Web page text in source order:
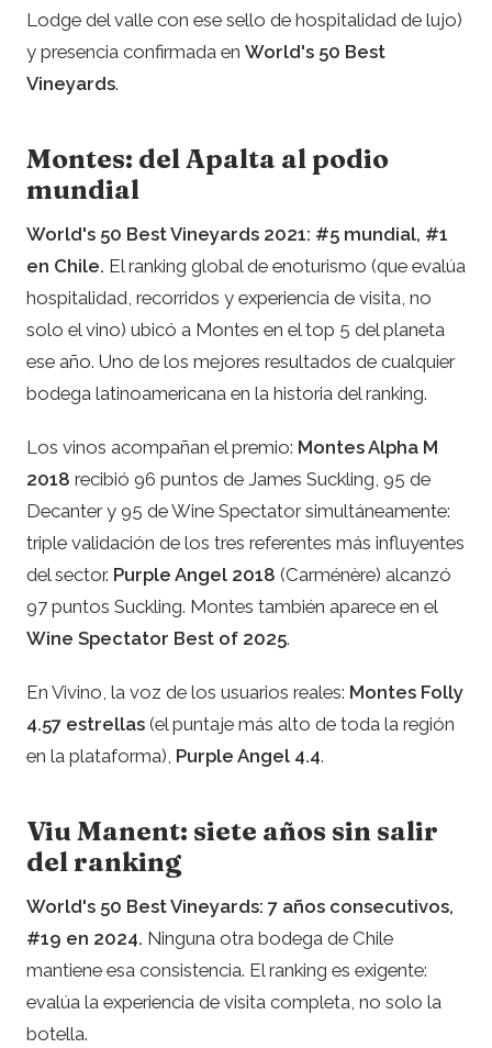
Lodge del valle con ese sello de hospitalidad de lujo)
y presencia confirmada en World's 50 Best
Vineyards.
Montes: del Apalta al podio
mundial
World's 50 Best Vineyards 2021: #5 mundial, #1
en Chile. El ranking global de enoturismo (que evalúa
hospitalidad, recorridos y experiencia de visita, no
solo el vino) ubicó a Montes en el top 5 del planeta
ese año. Uno de los mejores resultados de cualquier
bodega latinoamericana en la historia del ranking.
Los vinos acompañan el premio: Montes Alpha M
2018 recibió 96 puntos de James Suckling, 95 de
Decanter y 95 de Wine Spectator simultáneamente:
triple validación de los tres referentes más influyentes
del sector. Purple Angel 2018 (Carménère) alcanzó
97 puntos Suckling. Montes también aparece en el
Wine Spectator Best of 2025.
En Vivino, la voz de los usuarios reales: Montes Folly
4.57 estrellas (el puntaje más alto de toda la región
en la plataforma), Purple Angel 4.4.
Viu Manent: siete años sin salir
del ranking
World's 50 Best Vineyards: 7 años consecutivos,
#19 en 2024. Ninguna otra bodega de Chile
mantiene esa consistencia. El ranking es exigente:
evalúa la experiencia de visita completa, no solo la
botella.